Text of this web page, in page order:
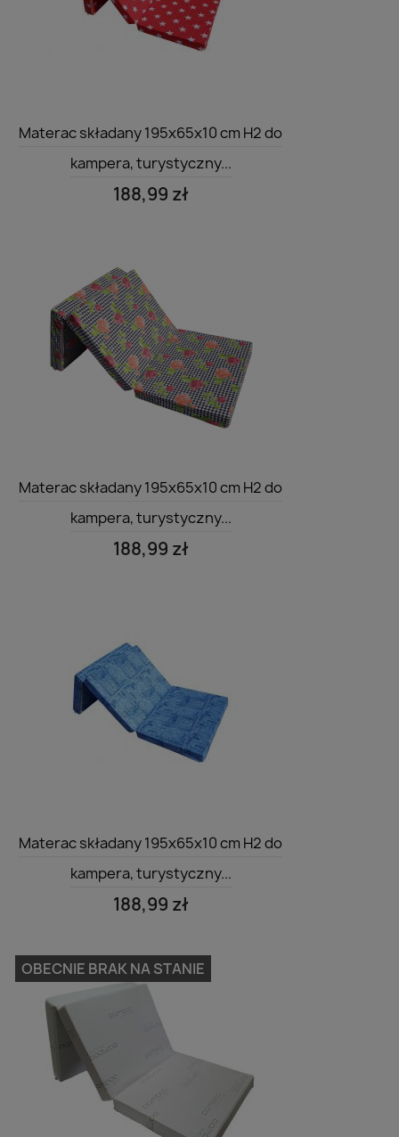
 Szybki podgląd
Materac składany 195x65x10 cm H2 do
kampera, turystyczny...
188,99 zł
 Szybki podgląd
Materac składany 195x65x10 cm H2 do
kampera, turystyczny...
188,99 zł
 Szybki podgląd
Materac składany 195x65x10 cm H2 do
kampera, turystyczny...
188,99 zł
OBECNIE BRAK NA STANIE